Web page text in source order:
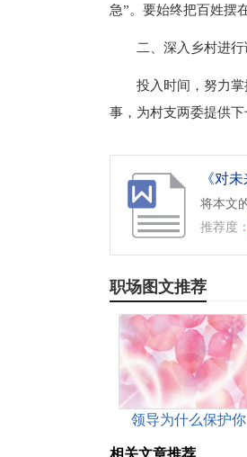
急”。要始终把百姓摆
二、深入乡村进
投入时间，努力
事，为村支两委提供下
《对
将本文
推荐度：
职场图文推荐
领导为什么保护你
相关文章推荐